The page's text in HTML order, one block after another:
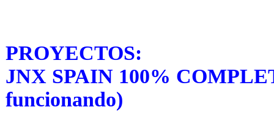
PROYECTOS:
JNX SPAIN 100%
funcionando)